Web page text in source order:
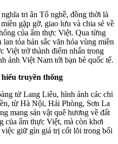
tri ân Tổ nghề, đồng thời là
gặp gỡ, giao lưu và chia sẻ về
của ẩm thực Việt. Qua từng
tỏa bản sắc văn hóa vùng miền
Việt trở thành điểm nhấn trong
ảnh Việt Nam tới bạn bè quốc tế.
truyền thống
tử Lang Liêu, hình ảnh các chi
từ Hà Nội, Hải Phòng, Sơn La
mang sản vật quê hương về đất
của ẩm thực Việt, mà còn khơi
giữ gìn giá trị cốt lõi trong bối